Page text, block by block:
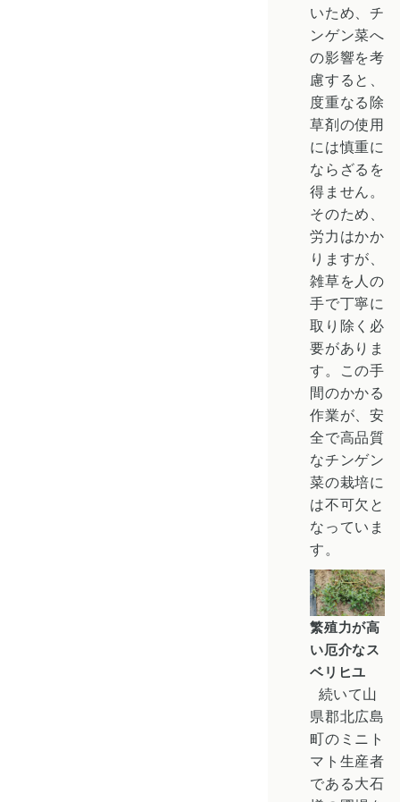
いため、チ
ンゲン菜へ
の影響を考
慮すると、
度重なる除
草剤の使用
には慎重に
ならざるを
得ません。
そのため、
労力はかか
りますが、
雑草を人の
手で丁寧に
取り除く必
要がありま
す。この手
間のかかる
作業が、安
全で高品質
なチンゲン
菜の栽培に
は不可欠と
なっていま
す。
繁殖力が高
い厄介なス
ベリヒユ
続いて山
県郡北広島
町の ミニト
マト 生産者
である大石